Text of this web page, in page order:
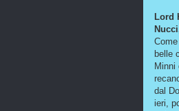
Lord
belle
Minni
dal
ieri,